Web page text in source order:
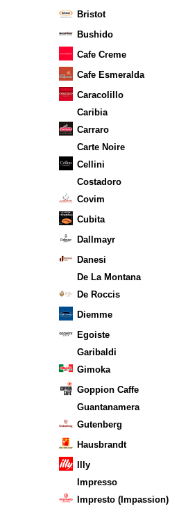
Bristot
Bushido
Cafe Creme
Cafe Esmeralda
Caracolillo
Caribia
Carraro
Carte Noire
Cellini
Costadoro
Covim
Cubita
Dallmayr
Danesi
De La Montana
De Roccis
Diemme
Egoiste
Garibaldi
Gimoka
Goppion Caffe
Guantanamera
Gutenberg
Hausbrandt
Illy
Impresso
Impresto (Impassion)